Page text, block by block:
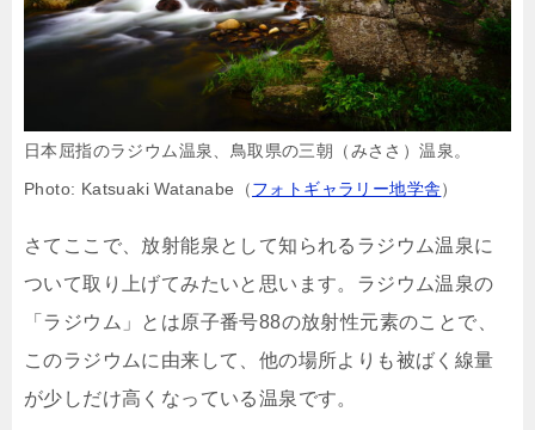
日本屈指のラジウム温泉、鳥取県の三朝（みささ）温泉。
Photo: Katsuaki Watanabe（フォトギャラリー地学舎）
さてここで、放射能泉として知られるラジウム温泉に
ついて取り上げてみたいと思います。ラジウム温泉の
「ラジウム」とは原子番号88の放射性元素のことで、
このラジウムに由来して、他の場所よりも被ばく線量
が少しだけ高くなっている温泉です。